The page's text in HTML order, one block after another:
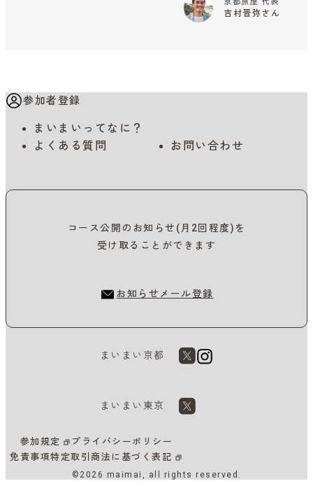
吉村晋弥さん
参加者登録
まいまいってなに？
よくある質問
お問い合わせ
コース公開のお知らせ(月2回程度)を
受け取ることができます
お知らせメール登録
まいまい京都
まいまい東京
参加規定
プライバシーポリシー
免責事項特定取引商法に基づく表記
©2026 maimai, all rights reserved.